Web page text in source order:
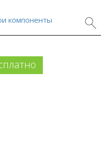
компоненты